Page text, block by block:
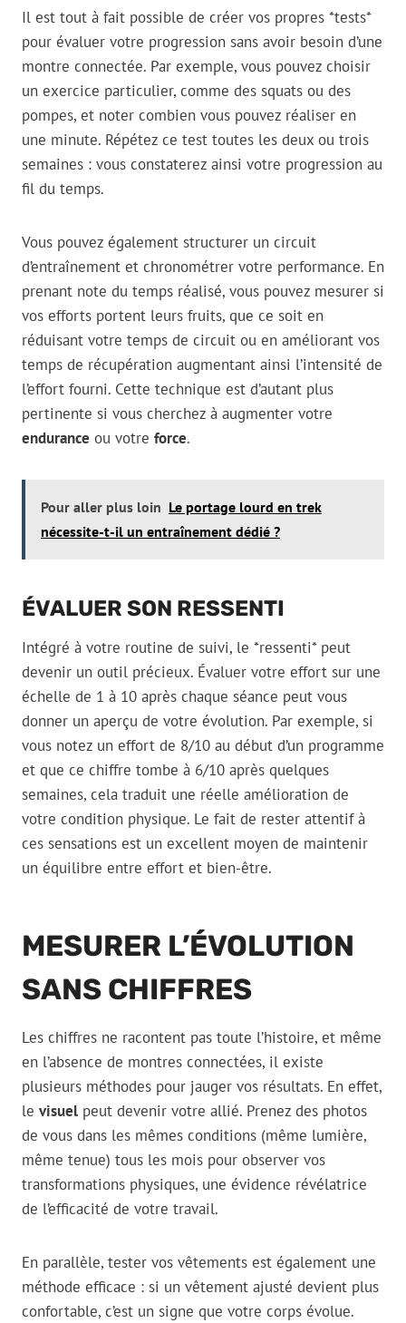
Il est tout à fait possible de créer vos propres *tests*
pour évaluer votre progression sans avoir besoin d’une
montre connectée. Par exemple, vous pouvez choisir
un exercice particulier, comme des squats ou des
pompes, et noter combien vous pouvez réaliser en
une minute. Répétez ce test toutes les deux ou trois
semaines : vous constaterez ainsi votre progression au
fil du temps.
Vous pouvez également structurer un circuit
d’entraînement et chronométrer votre performance. En
prenant note du temps réalisé, vous pouvez mesurer si
vos efforts portent leurs fruits, que ce soit en
réduisant votre temps de circuit ou en améliorant vos
temps de récupération augmentant ainsi l’intensité de
l’effort fourni. Cette technique est d’autant plus
pertinente si vous cherchez à augmenter votre
endurance ou votre force.
Pour aller plus loin Le portage lourd en trek
nécessite-t-il un entraînement dédié ?
ÉVALUER SON RESSENTI
Intégré à votre routine de suivi, le *ressenti* peut
devenir un outil précieux. Évaluer votre effort sur une
échelle de 1 à 10 après chaque séance peut vous
donner un aperçu de votre évolution. Par exemple, si
vous notez un effort de 8/10 au début d’un programme
et que ce chiffre tombe à 6/10 après quelques
semaines, cela traduit une réelle amélioration de
votre condition physique. Le fait de rester attentif à
ces sensations est un excellent moyen de maintenir
un équilibre entre effort et bien-être.
MESURER L’ÉVOLUTION
SANS CHIFFRES
Les chiffres ne racontent pas toute l’histoire, et même
en l’absence de montres connectées, il existe
plusieurs méthodes pour jauger vos résultats. En effet,
le visuel peut devenir votre allié. Prenez des photos
de vous dans les mêmes conditions (même lumière,
même tenue) tous les mois pour observer vos
transformations physiques, une évidence révélatrice
de l’efficacité de votre travail.
En parallèle, tester vos vêtements est également une
méthode efficace : si un vêtement ajusté devient plus
confortable, c’est un signe que votre corps évolue.